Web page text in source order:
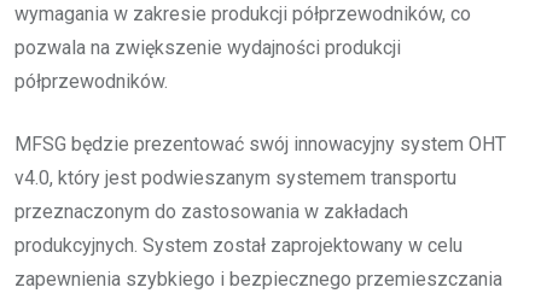
wymagania w zakresie produkcji półprzewodników, co
pozwala na zwiększenie wydajności produkcji
półprzewodników.
MFSG będzie prezentować swój innowacyjny system OHT
v4.0, który jest podwieszanym systemem transportu
przeznaczonym do zastosowania w zakładach
produkcyjnych. System został zaprojektowany w celu
zapewnienia szybkiego i bezpiecznego przemieszczania